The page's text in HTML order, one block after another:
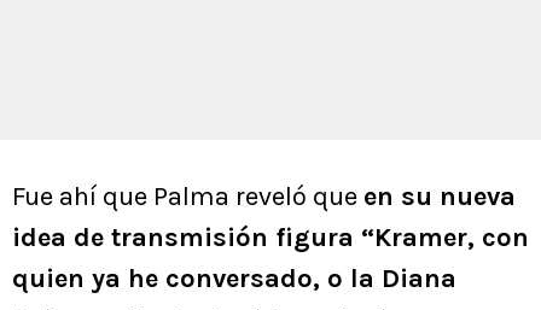
Fue ahí que Palma reveló que en su nueva
idea de transmisión figura “Kramer, con
quien ya he conversado, o la Diana